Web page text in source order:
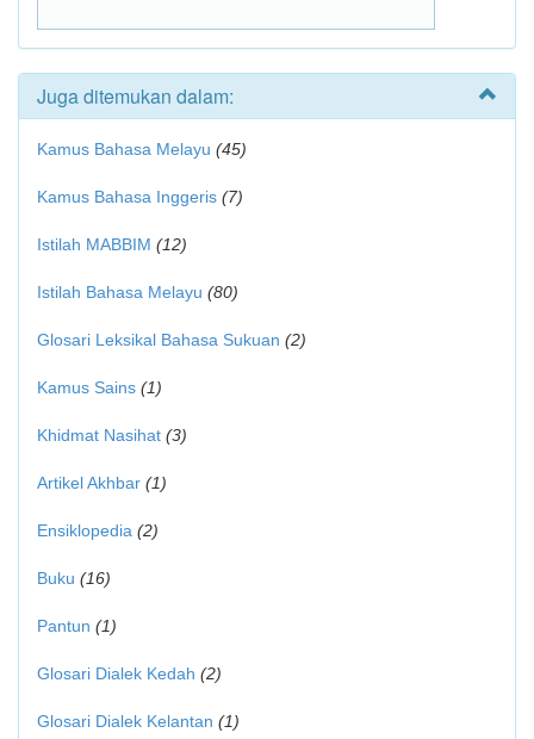
Juga ditemukan dalam:
Kamus Bahasa Melayu (45)
Kamus Bahasa Inggeris (7)
Istilah MABBIM (12)
Istilah Bahasa Melayu (80)
Glosari Leksikal Bahasa Sukuan (2)
Kamus Sains (1)
Khidmat Nasihat (3)
Artikel Akhbar (1)
Ensiklopedia (2)
Buku (16)
Pantun (1)
Glosari Dialek Kedah (2)
Glosari Dialek Kelantan (1)